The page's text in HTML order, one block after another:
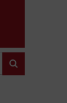
Zoeken